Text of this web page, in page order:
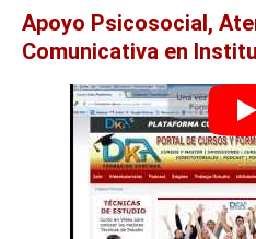
Apoyo Psicosocial,
Comunicativa en